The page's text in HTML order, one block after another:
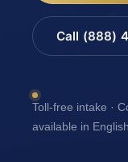
Call (888)
Toll-free intake ·
available in